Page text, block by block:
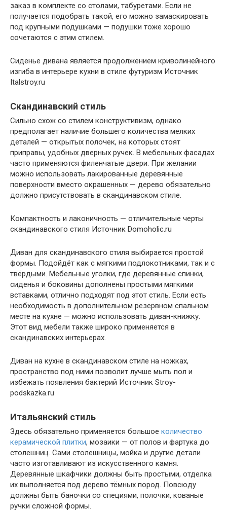
заказ в комплекте со столами, табуретами. Если не
получается подобрать такой, его можно замаскировать
под крупными подушками — подушки тоже хорошо
сочетаются с этим стилем.
Сиденье дивана является продолжением криволинейного
изгиба в интерьере кухни в стиле футуризм Источник
Italstroy.ru
Скандинавский стиль
Сильно схож со стилем конструктивизм, однако
предполагает наличие большего количества мелких
деталей — открытых полочек, на которых стоят
приправы, удобных дверных ручек. В мебельных фасадах
часто применяются филенчатые двери. При желании
можно использовать лакированные деревянные
поверхности вместо окрашенных — дерево обязательно
должно присутствовать в скандинавском стиле.
Компактность и лаконичность — отличительные черты
скандинавского стиля Источник Domoholic.ru
Диван для скандинавского стиля выбирается простой
формы. Подойдёт как с мягкими подлокотниками, так и с
твёрдыми. Мебельные уголки, где деревянные спинки,
сиденья и боковины дополнены простыми мягкими
вставками, отлично подходят под этот стиль. Если есть
необходимость в дополнительном резервном спальном
месте на кухне — можно использовать диван-книжку.
Этот вид мебели также широко применяется в
скандинавских интерьерах.
Диван на кухне в скандинавском стиле на ножках,
пространство под ними позволит лучше мыть пол и
избежать появления бактерий Источник Stroy-
podskazka.ru
Итальянский стиль
Здесь обязательно применяется большое количество
керамической плитки, мозаики — от полов и фартука до
столешниц. Сами столешницы, мойка и другие детали
часто изготавливают из искусственного камня.
Деревянные шкафчики должны быть простыми, отделка
их выполняется под дерево тёмных пород. Повсюду
должны быть баночки со специями, полочки, кованые
ручки сложной формы.